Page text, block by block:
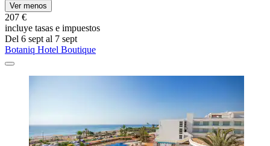
Ver menos
207 €
incluye tasas e impuestos
Del 6 sept al 7 sept
Botaniq Hotel Boutique